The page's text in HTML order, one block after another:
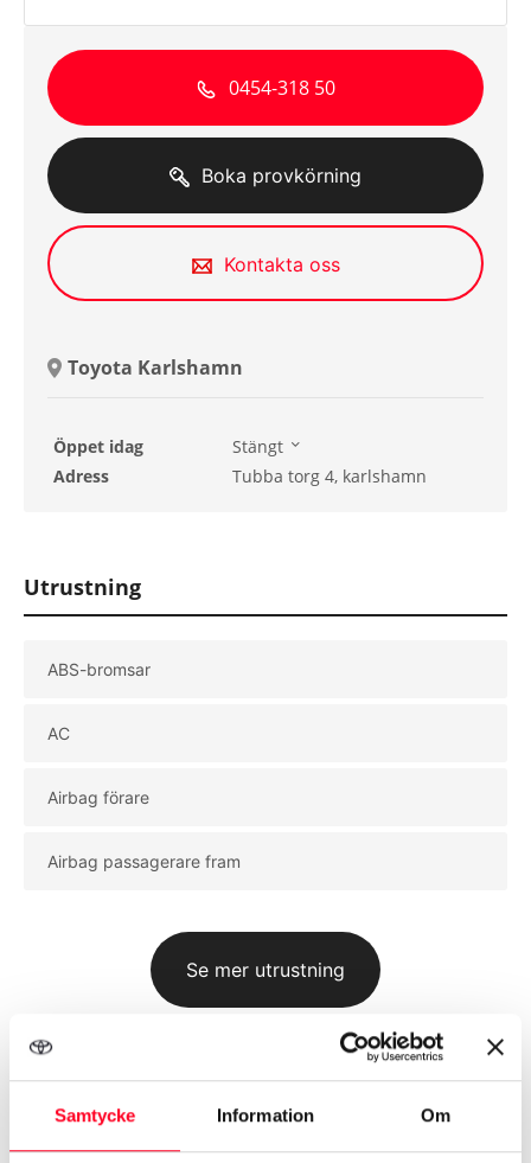
Samtycke Information Om
0454-318 50
Boka provkörning
Kontakta oss
Toyota Karlshamn
Öppet idag
Stängt
Söndag
Stängt
Adress Tubba torg 4, karlshamn
Utrustning
ABS-bromsar
AC
Airbag förare
Airbag passagerare fram
Se mer utrustning